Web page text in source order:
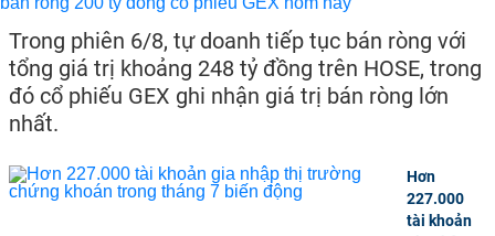
Trong phiên 6/8, tự doanh tiếp tục bán ròng với
tổng giá trị khoảng 248 tỷ đồng trên HOSE, trong
đó cổ phiếu GEX ghi nhận giá trị bán ròng lớn
nhất.
Hơn
227.000
tài khoản